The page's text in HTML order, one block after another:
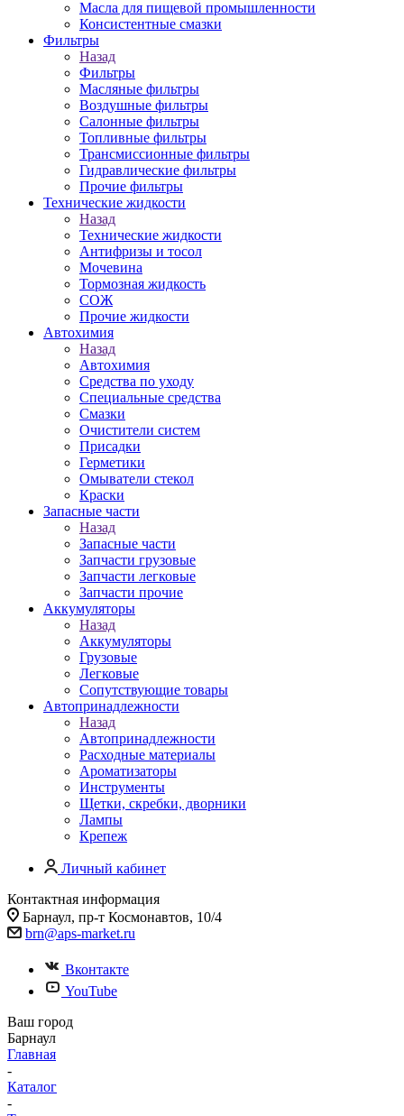
Масла для пищевой промышленности
Консистентные смазки
Фильтры
Назад
Фильтры
Масляные фильтры
Воздушные фильтры
Салонные фильтры
Топливные фильтры
Трансмиссионные фильтры
Гидравлические фильтры
Прочие фильтры
Технические жидкости
Назад
Технические жидкости
Антифризы и тосол
Мочевина
Тормозная жидкость
СОЖ
Прочие жидкости
Автохимия
Назад
Автохимия
Средства по уходу
Специальные средства
Смазки
Очистители систем
Присадки
Герметики
Омыватели стекол
Краски
Запасные части
Назад
Запасные части
Запчасти грузовые
Запчасти легковые
Запчасти прочие
Аккумуляторы
Назад
Аккумуляторы
Грузовые
Легковые
Сопутствующие товары
Автопринадлежности
Назад
Автопринадлежности
Расходные материалы
Ароматизаторы
Инструменты
Щетки, скребки, дворники
Лампы
Крепеж
Личный кабинет
Контактная информация
Барнаул, пр-т Космонавтов, 10/4
brn@aps-market.ru
Вконтакте
YouTube
Ваш город
Барнаул
Главная
-
Каталог
-